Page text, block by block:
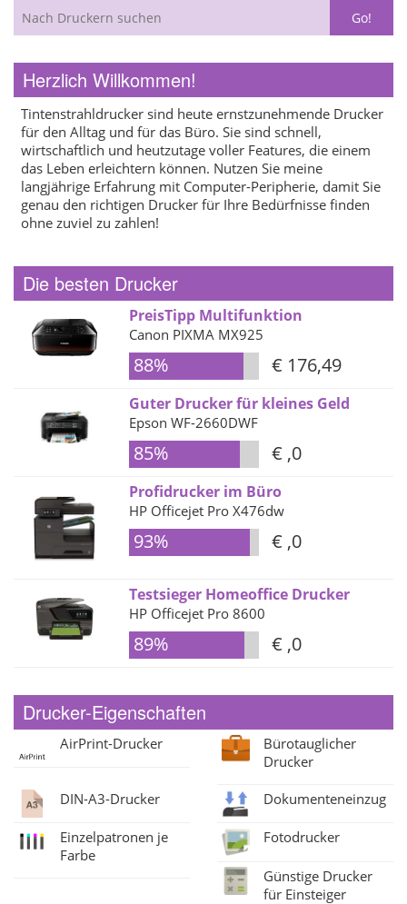
Herzlich Willkommen!
Tintenstrahldrucker sind heute ernstzunehmende Drucker
für den Alltag und für das Büro. Sie sind schnell,
wirtschaftlich und heutzutage voller Features, die einem
das Leben erleichtern können. Nutzen Sie meine
langjährige Erfahrung mit Computer-Peripherie, damit Sie
genau den richtigen Drucker für Ihre Bedürfnisse finden
ohne zuviel zu zahlen!
Die besten Drucker
PreisTipp Multifunktion
Canon PIXMA MX925
88% € 176,49
Guter Drucker für kleines Geld
Epson WF-2660DWF
85% € ,0
Profidrucker im Büro
HP Officejet Pro X476dw
93% € ,0
Testsieger Homeoffice Drucker
HP Officejet Pro 8600
89% € ,0
Drucker-Eigenschaften
AirPrint-Drucker
Bürotauglicher
Drucker
DIN-A3-Drucker Dokumenteneinzug
Einzelpatronen je
Farbe
Fotodrucker
Günstige Drucker
für Einsteiger